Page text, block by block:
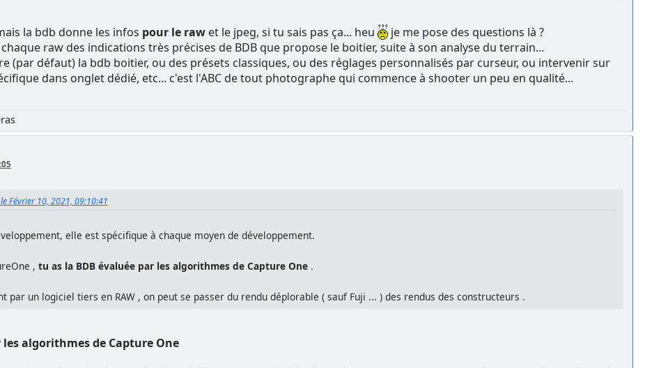
la bdb donne les infos pour le raw et le jpeg, si tu sais pas ça... heu
je me pose des questions là ?
raw des indications très précises de BDB que propose le boitier, suite à son analyse du terrain...
(par défaut) la bdb boitier, ou des présets classiques, ou des réglages personnalisés par curseur, ou intervenir sur
dans onglet dédié, etc... c'est l'ABC de tout photographe qui commence à shooter un peu en qualité...
Février 10, 2021, 09:10:41
elle est spécifique à chaque moyen de développement.
, tu as la BDB évaluée par les algorithmes de Capture One .
par un logiciel tiers en RAW , on peut se passer du rendu déplorable ( sauf Fuji ... ) des rendus des constructeurs .
algorithmes de Capture One